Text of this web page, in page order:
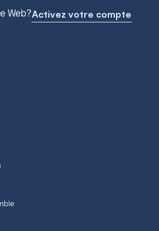
Web?Activez votre compte